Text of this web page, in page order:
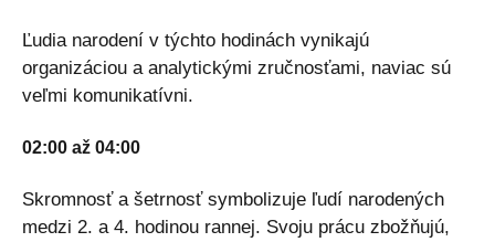
Ľudia narodení v týchto hodinách vynikajú
organizáciou a analytickými zručnosťami, naviac sú
veľmi komunikatívni.
02:00 až 04:00
Skromnosť a šetrnosť symbolizuje ľudí narodených
medzi 2. a 4. hodinou rannej. Svoju prácu zbožňujú,